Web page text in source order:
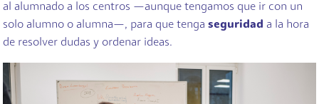
al alumnado a los centros —aunque tengamos que ir con un
solo alumno o alumna—, para que tenga seguridad a la hora
de resolver dudas y ordenar ideas.